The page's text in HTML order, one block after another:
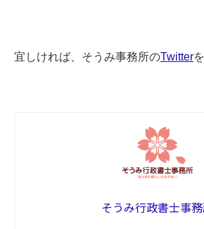
宜しければ、そうみ事務所のTwitter
そうみ行政書士事